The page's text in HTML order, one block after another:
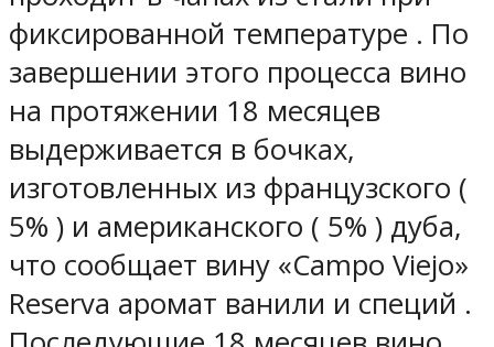
фиксированной температуре . По
завершении этого процесса вино
на протяжении 18 месяцев
выдерживается в бочках,
изготовленных из французского (
5% ) и американского ( 5% ) дуба,
что сообщает вину «Campo Viejo»
Reserva аромат ванили и специй .